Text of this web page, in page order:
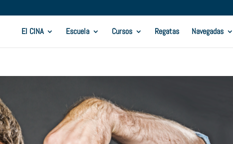
El CINA Escuela Cursos Regatas Navegadas